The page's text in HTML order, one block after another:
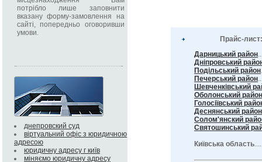
потрібло лише заповнити
вказану форму-замовлення на
сайті, попередньо оговоривши
умови.
днепровский суд
віртуальний офіс з юридичною
адресою
юридичну адресу г київ
міняємо юридичну адресу
Прайс-лист:
Дарницький район
Дніпровський
Подільський район
Печерський район
Шевченківський
Оболонський район
Голосіївський
Деснянський район
Солом'янский
Святошинський
Київська область